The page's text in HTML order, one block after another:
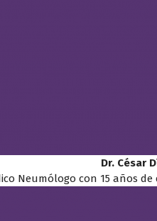
Dr. César
Neumólogo con 15 años